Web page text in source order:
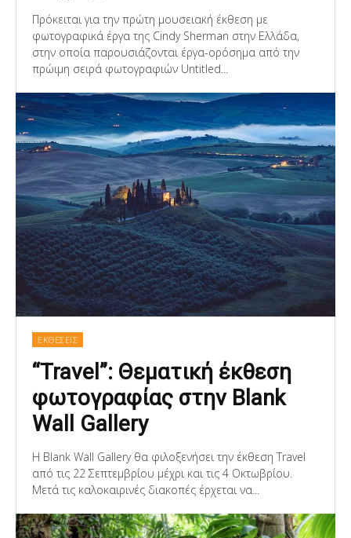
Πρόκειται για την πρώτη μουσειακή έκθεση με
φωτογραφικά έργα της Cindy Sherman στην Ελλάδα,
στην οποία παρουσιάζονται έργα-ορόσημα από την
πρώιμη σειρά φωτογραφιών Untitled...
ΕΚΘΕΣΕΙΣ
“Travel”: Θεματική έκθεση
φωτογραφίας στην Blank
Wall Gallery
Η Blank Wall Gallery θα φιλοξενήσει την έκθεση Travel
από τις 22 Σεπτεμβρίου μέχρι και τις 4 Οκτωβρίου.
Μετά τις καλοκαιρινές διακοπές έρχεται να...